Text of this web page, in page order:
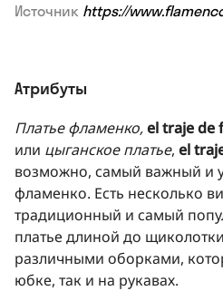
Источник https://
Атрибуты
Платье фламенко,el traje de
или цыганское платье, el
возможно, самый важный и
фламенко. Есть несколько
традиционный и самый
платье длиной до
различными оборками,
юбке, так и на рукавах.